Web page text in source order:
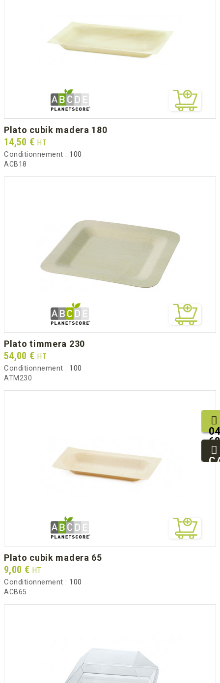
plato cubik madera 180
Prix
14,50 € HT
Conditionnement : 100
ACB18
plato timmera 230
Prix
54,00 € HT
Conditionnement : 100
ATM230
plato cubik madera 65
Prix
9,00 € HT
Conditionnement : 100
ACB65
04
68
25
93